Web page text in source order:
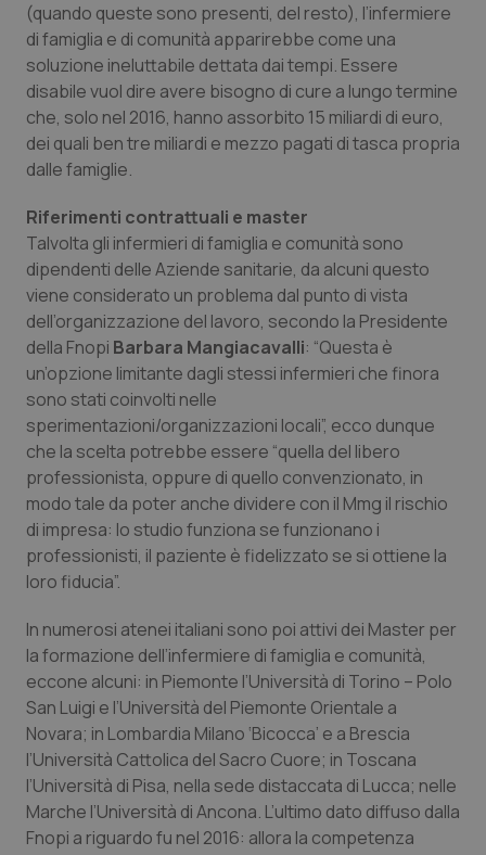
(quando queste sono presenti, del resto), l’infermiere
di famiglia e di comunità apparirebbe come una
soluzione ineluttabile dettata dai tempi. Essere
disabile vuol dire avere bisogno di cure a lungo termine
che, solo nel 2016, hanno assorbito 15 miliardi di euro,
dei quali ben tre miliardi e mezzo pagati di tasca propria
dalle famiglie.
Riferimenti contrattuali e master
Talvolta gli infermieri di famiglia e comunità sono
dipendenti delle Aziende sanitarie, da alcuni questo
viene considerato un problema dal punto di vista
dell’organizzazione del lavoro, secondo la Presidente
della Fnopi Barbara Mangiacavalli: “Questa è
un’opzione limitante dagli stessi infermieri che finora
sono stati coinvolti nelle
sperimentazioni/organizzazioni locali”, ecco dunque
che la scelta potrebbe essere “quella del libero
professionista, oppure di quello convenzionato, in
modo tale da poter anche dividere con il Mmg il rischio
di impresa: lo studio funziona se funzionano i
professionisti, il paziente è fidelizzato se si ottiene la
loro fiducia”.
In numerosi atenei italiani sono poi attivi dei Master per
la formazione dell’infermiere di famiglia e comunità,
eccone alcuni: in Piemonte l’Università di Torino – Polo
San Luigi e l’Università del Piemonte Orientale a
Novara; in Lombardia Milano ‘Bicocca’ e a Brescia
l’Università Cattolica del Sacro Cuore; in Toscana
l’Università di Pisa, nella sede distaccata di Lucca; nelle
Marche l’Università di Ancona. L’ultimo dato diffuso dalla
Fnopi a riguardo fu nel 2016: allora la competenza